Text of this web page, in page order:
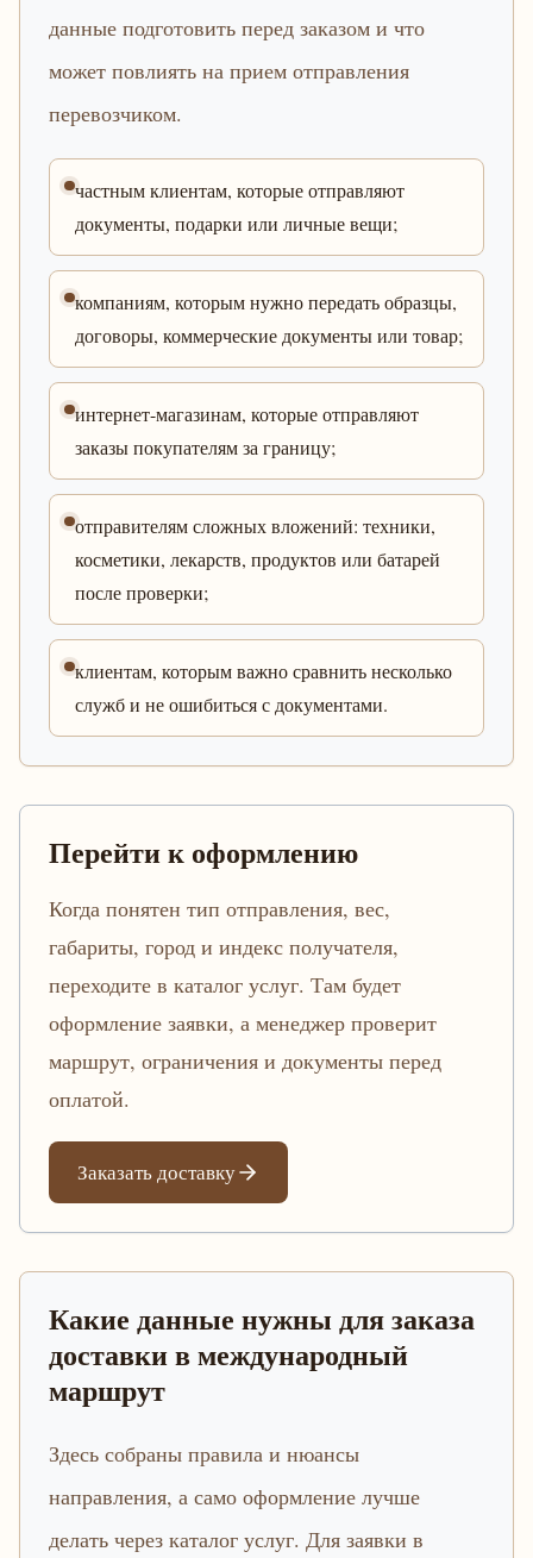
данные подготовить перед заказом и что
может повлиять на прием отправления
перевозчиком.
частным клиентам, которые отправляют
документы, подарки или личные вещи;
компаниям, которым нужно передать образцы,
договоры, коммерческие документы или товар;
интернет-магазинам, которые отправляют
заказы покупателям за границу;
отправителям сложных вложений: техники,
косметики, лекарств, продуктов или батарей
после проверки;
клиентам, которым важно сравнить несколько
служб и не ошибиться с документами.
Перейти к оформлению
Когда понятен тип отправления, вес,
габариты, город и индекс получателя,
переходите в каталог услуг. Там будет
оформление заявки, а менеджер проверит
маршрут, ограничения и документы перед
оплатой.
Заказать доставку
Какие данные нужны для заказа
доставки в международный
маршрут
Здесь собраны правила и нюансы
направления, а само оформление лучше
делать через каталог услуг. Для заявки в